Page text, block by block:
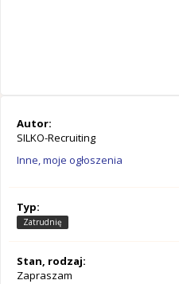
Autor:
SILKO-Recruiting
Inne, moje ogłoszenia
Typ:
Zatrudnię
Stan, rodzaj:
Zapraszam